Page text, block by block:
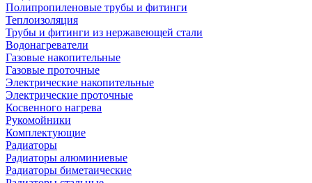
Полипропиленовые трубы и фитинги
Теплоизоляция
Трубы и фитинги из нержавеющей стали
Водонагреватели
Газовые накопительные
Газовые проточные
Электрические накопительные
Электрические проточные
Косвенного нагрева
Рукомойники
Комплектующие
Радиаторы
Радиаторы алюминиевые
Радиаторы биметаические